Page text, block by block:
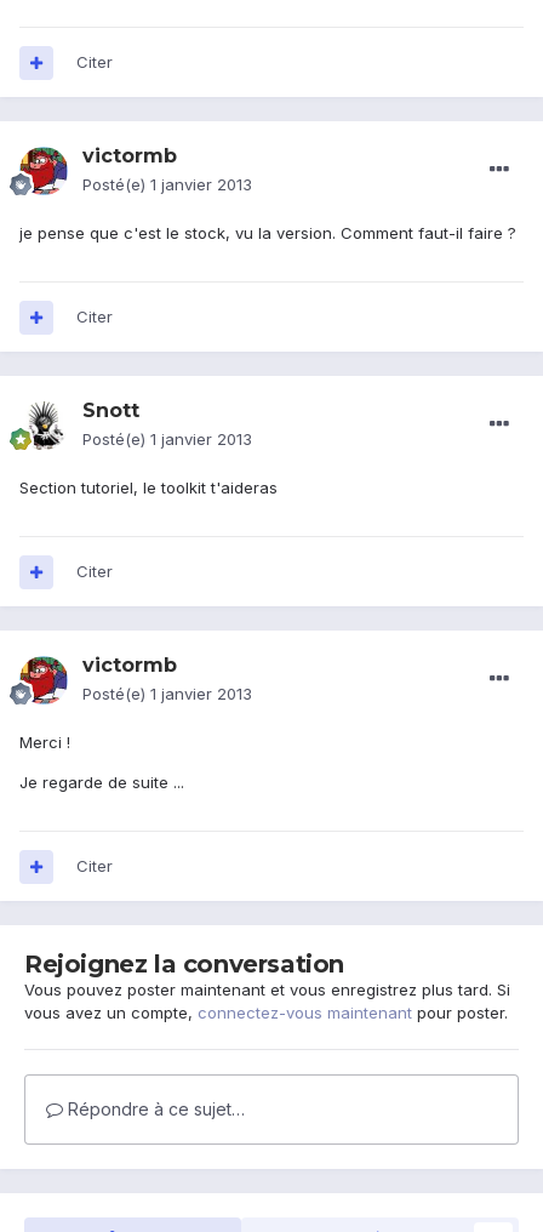
Citer
victormb
Posté(e) 1 janvier 2013
je pense que c'est le stock, vu la version. Comment faut-il faire ?
Citer
Snott
Posté(e) 1 janvier 2013
Section tutoriel, le toolkit t'aideras
Citer
victormb
Posté(e) 1 janvier 2013
Merci !
Je regarde de suite ...
Citer
Rejoignez la conversation
Vous pouvez poster maintenant et vous enregistrez plus tard. Si
vous avez un compte, connectez-vous maintenant pour poster.
Répondre à ce sujet…